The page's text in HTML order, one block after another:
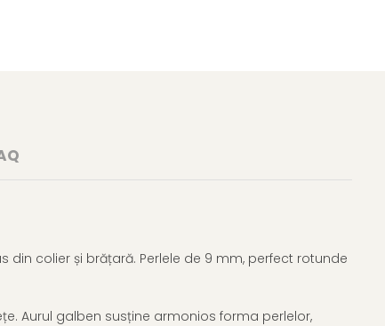
din colier și brățară. Perlele de 9 mm, perfect rotunde
Aurul galben susține armonios forma perlelor,